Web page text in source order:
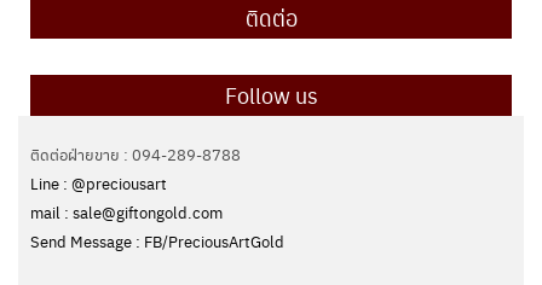
ติดต่อ
Follow us
ติดต่อฝ่ายขาย : 094-289-8788
Line : @preciousart
mail : sale@giftongold.com
Send Message : FB/PreciousArtGold